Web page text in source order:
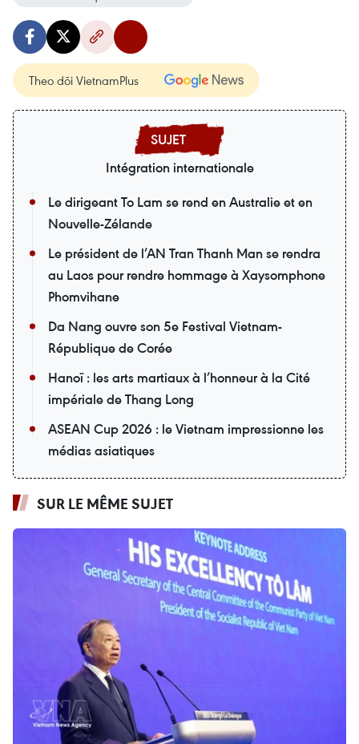
Theo dõi VietnamPlus
Intégration internationale
Le dirigeant To Lam se rend en Australie et en
Nouvelle-Zélande
Le président de l’AN Tran Thanh Man se rendra
au Laos pour rendre hommage à Xaysomphone
Phomvihane
Da Nang ouvre son 5e Festival Vietnam-
République de Corée
Hanoï : les arts martiaux à l’honneur à la Cité
impériale de Thang Long
ASEAN Cup 2026 : le Vietnam impressionne les
médias asiatiques
SUR LE MÊME SUJET